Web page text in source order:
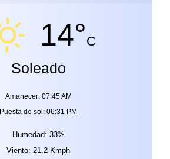
14°C
Soleado
Amanecer: 07:45 AM
Puesta de sol: 06:31 PM
Humedad: 33%
Viento: 21.2 Kmph